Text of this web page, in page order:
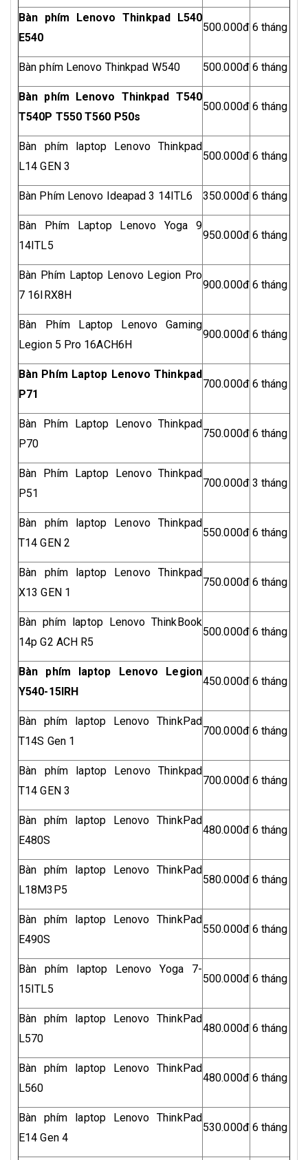
Bàn phím Lenovo Thinkpad L540
E540
500.000đ 6 tháng
Bàn phím Lenovo Thinkpad W540 500.000đ 6 tháng
Bàn phím Lenovo Thinkpad T540
T540P T550 T560 P50s
500.000đ 6 tháng
Bàn phím laptop Lenovo Thinkpad
L14 GEN 3
500.000đ 6 tháng
Bàn Phím Lenovo Ideapad 3 14ITL6 350.000đ 6 tháng
Bàn Phím Laptop Lenovo Yoga 9
14ITL5
950.000đ 6 tháng
Bàn Phím Laptop Lenovo Legion Pro
7 16IRX8H
900.000đ 6 tháng
Bàn Phím Laptop Lenovo Gaming
Legion 5 Pro 16ACH6H
900.000đ 6 tháng
Bàn Phím Laptop Lenovo Thinkpad
P71
700.000đ 6 tháng
Bàn Phím Laptop Lenovo Thinkpad
P70
750.000đ 6 tháng
Bàn Phím Laptop Lenovo Thinkpad
P51
700.000đ 3 tháng
Bàn phím laptop Lenovo Thinkpad
T14 GEN 2
550.000đ 6 tháng
Bàn phím laptop Lenovo Thinkpad
X13 GEN 1
750.000đ 6 tháng
Bàn phím laptop Lenovo ThinkBook
14p G2 ACH R5
500.000đ 6 tháng
Bàn phím laptop Lenovo Legion
Y540-15IRH
450.000đ 6 tháng
Bàn phím laptop Lenovo ThinkPad
T14S Gen 1
700.000đ 6 tháng
Bàn phím laptop Lenovo Thinkpad
T14 GEN 3
700.000đ 6 tháng
Bàn phím laptop Lenovo ThinkPad
E480S
480.000đ 6 tháng
Bàn phím laptop Lenovo ThinkPad
L18M3P5
580.000đ 6 tháng
Bàn phím laptop Lenovo ThinkPad
E490S
550.000đ 6 tháng
Bàn phím laptop Lenovo Yoga 7-
15ITL5
500.000đ 6 tháng
Bàn phím laptop Lenovo ThinkPad
L570
480.000đ 6 tháng
Bàn phím laptop Lenovo ThinkPad
L560
480.000đ 6 tháng
Bàn phím laptop Lenovo ThinkPad
E14 Gen 4
530.000đ 6 tháng